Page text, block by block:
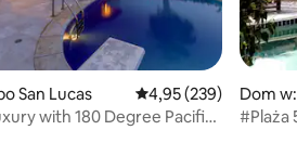
recenzji: 141
San Lucas Średnia ocena: 4,95
4,95 (239)
with 180 Degree Pacific
Dom
#Plaża